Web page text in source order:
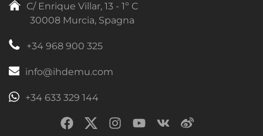
C/ Enrique Villar, 13 - 1º C
30008 Murcia, Spagna
+34 968 900 325
info@ihdemu.com
+34 633 329 144